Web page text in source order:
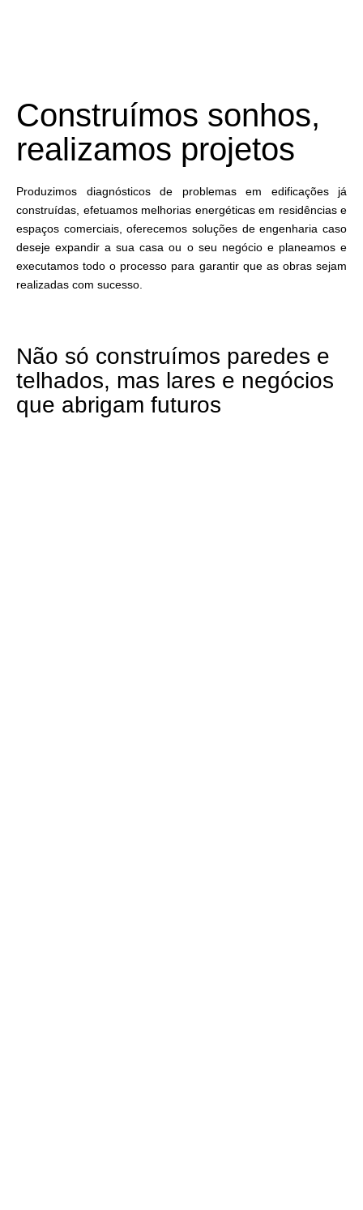
Construímos sonhos,
realizamos projetos
Produzimos diagnósticos de problemas em edificações já
construídas, efetuamos melhorias energéticas em residências e
espaços comerciais, oferecemos soluções de engenharia caso
deseje expandir a sua casa ou o seu negócio e planeamos e
executamos todo o processo para garantir que as obras sejam
realizadas com sucesso.
Não só construímos paredes e
telhados, mas lares e negócios
que abrigam futuros